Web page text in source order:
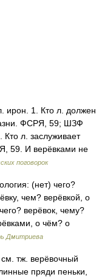
ирон. 1. Кто л. должен
ФСРЯ, 59; ШЗФ
л. заслуживает
59. И верёвками не
поговорок
(нет) чего?
чем? верёвкой, о
верёвок, чему?
о чём? о
Дмитриева
тж. верёвочный
пряди пеньки,